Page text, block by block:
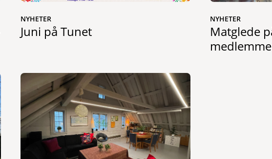
NYHETER
Juni på Tunet
NYHETER
Matglede